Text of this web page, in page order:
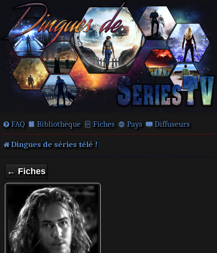
FAQ Bibliothèque Fiches Pays Diffuseurs
Dingues de séries télé !
← Fiches